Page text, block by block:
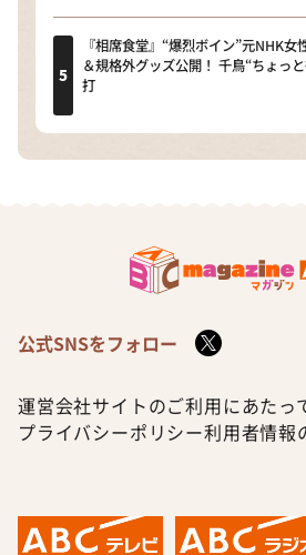
『相席食堂』“爆烈ボイン”元NHK
＆規格外グッズ公開！ 千鳥“ちょっ
打
公式SNSをフォロー
運営会社サイトのご利用にあたっ
プライバシーポリシー利用者情報